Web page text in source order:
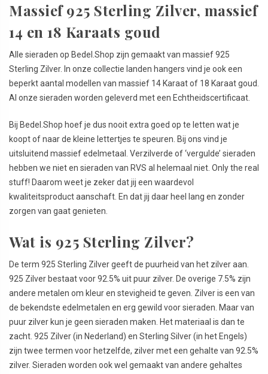
Massief 925 Sterling Zilver, massief
14 en 18 Karaats goud
Alle sieraden op Bedel.Shop zijn gemaakt van massief 925
Sterling Zilver. In onze collectie landen hangers vind je ook een
beperkt aantal modellen van massief 14 Karaat of 18 Karaat goud.
Al onze sieraden worden geleverd met een Echtheidscertificaat.
Bij Bedel.Shop hoef je dus nooit extra goed op te letten wat je
koopt of naar de kleine lettertjes te speuren. Bij ons vind je
uitsluitend massief edelmetaal. Verzilverde of ‘vergulde’ sieraden
hebben we niet en sieraden van RVS al helemaal niet. Only the real
stuff! Daarom weet je zeker dat jij een waardevol
kwaliteitsproduct aanschaft. En dat jij daar heel lang en zonder
zorgen van gaat genieten.
Wat is 925 Sterling Zilver?
De term 925 Sterling Zilver geeft de puurheid van het zilver aan.
925 Zilver bestaat voor 92.5% uit puur zilver. De overige 7.5% zijn
andere metalen om kleur en stevigheid te geven. Zilver is een van
de bekendste edelmetalen en erg gewild voor sieraden. Maar van
puur zilver kun je geen sieraden maken. Het materiaal is dan te
zacht. 925 Zilver (in Nederland) en Sterling Silver (in het Engels)
zijn twee termen voor hetzelfde, zilver met een gehalte van 92.5%
zilver. Sieraden worden ook wel gemaakt van andere gehaltes